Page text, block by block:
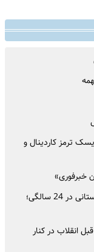
ترمز کاردینال و
خبرفوری»
سفر به گذشته؛ گوگوش با تیپ و استایل افغانستانی در 24 سالگی؛
انقلاب در کنار